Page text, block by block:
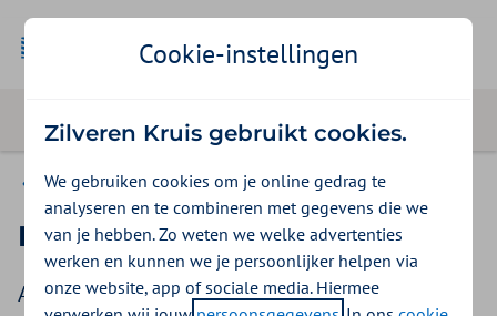
Startende huisarts
Praktijkovername
Als u een praktijk overneemt is het belangrijk
Cookie-instellingen
Zilveren Kruis gebruikt cookies.
We gebruiken cookies om je online gedrag te
analyseren en te combineren met gegevens die we
van je hebben. Zo weten we welke advertenties
werken en kunnen we je persoonlijker helpen via
onze website, app of sociale media. Hiermee